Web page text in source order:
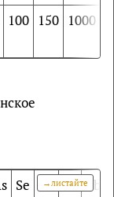
100 150 1000
Se Cd Sb Pb